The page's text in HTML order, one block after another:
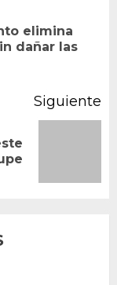
elimina
dañar las
Siguiente